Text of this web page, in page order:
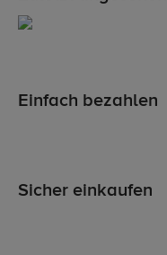
Einfach bezahlen
Sicher einkaufen